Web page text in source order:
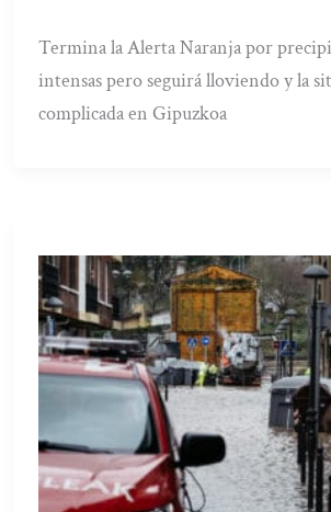
Termina la Alerta Naranja por
intensas pero seguirá lloviendo y la
complicada en Gipuzkoa